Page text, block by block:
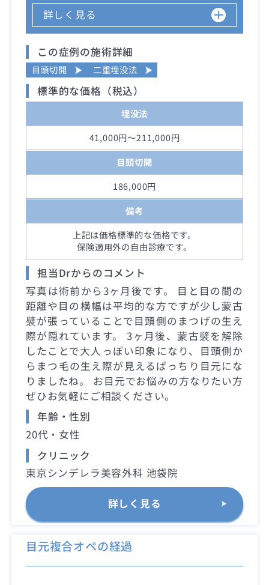
詳しく見る
この症例の施術詳細
目頭切開 二重埋没法
標準的な価格（税込）
埋没法
41,000円～211,000円
目頭切開
186,000円
備考
上記は価格標準的な価格です。
保険適用外の自由診療です。
担当Drからのコメント
写真は術前から3ヶ月後です。 目と目の間の
距離や目の横幅は平均的な方ですが少し蒙古
襞が張っていることで目頭側のまつげの生え
際が隠れています。 3ヶ月後、蒙古襞を解除
したことで大人っぽい印象になり、目頭側か
らまつ毛の生え際が見えるぱっちり目元にな
りましたね。 お目元でお悩みの方なりたい方
ぜひお気軽にご相談ください。
年齢・性別
20代・女性
クリニック
東京シンデレラ美容外科 池袋院
詳しく見る
目元複合オペの経過